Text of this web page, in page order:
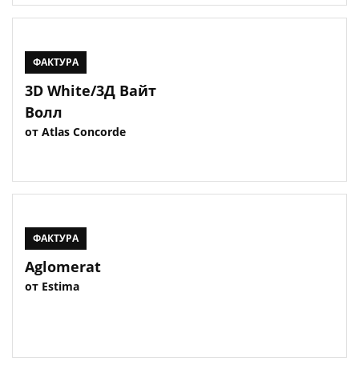
ФАКТУРА
3D White/3Д Вайт
Волл
от Atlas Concorde
ФАКТУРА
Aglomerat
от Estima